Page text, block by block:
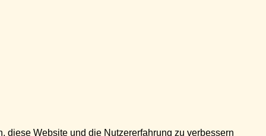
diese Website und die Nutzererfahrung zu verbessern